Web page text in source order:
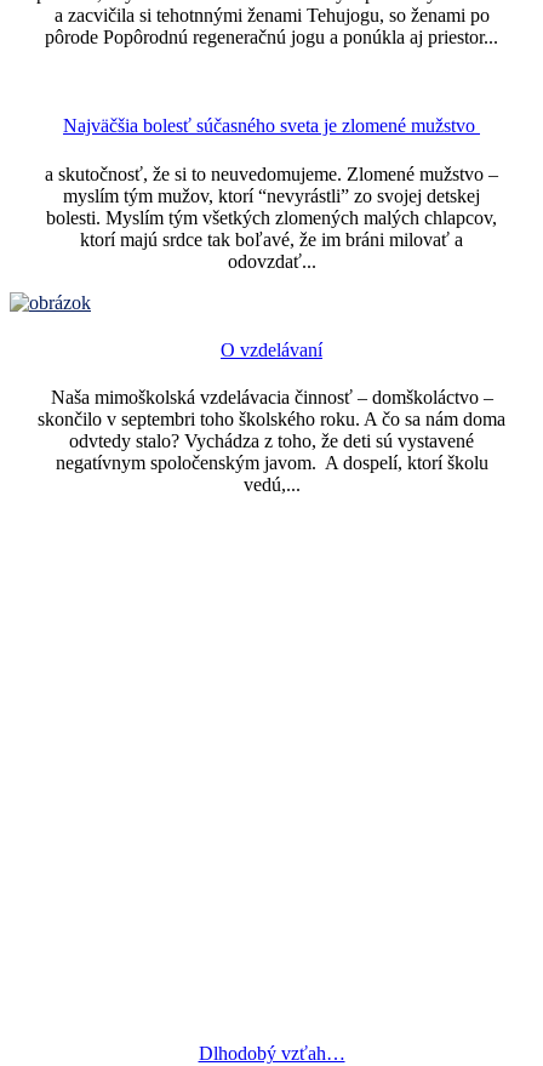
a zacvičila si tehotnnými ženami Tehujogu, so ženami po
pôrode Popôrodnú regeneračnú jogu a ponúkla aj priestor...
Najväčšia bolesť súčasného sveta je zlomené mužstvo
a skutočnosť, že si to neuvedomujeme. Zlomené mužstvo –
myslím tým mužov, ktorí “nevyrástli” zo svojej detskej
bolesti. Myslím tým všetkých zlomených malých chlapcov,
ktorí majú srdce tak boľavé, že im bráni milovať a
odovzdať...
O vzdelávaní
Naša mimoškolská vzdelávacia činnosť – domškoláctvo –
skončilo v septembri toho školského roku. A čo sa nám doma
odvtedy stalo? Vychádza z toho, že deti sú vystavené
negatívnym spoločenským javom. A dospelí, ktorí školu
vedú,...
Dlhodobý vzťah…